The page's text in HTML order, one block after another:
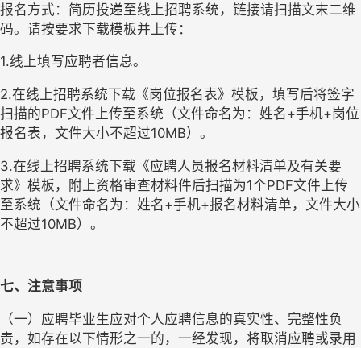
报名方式：简历投递至线上招聘系统，链接请扫描文末二维
码。请按要求下载模板并上传：
1.线上填写应聘者信息。
2.在线上招聘系统下载《岗位报名表》模板，填写后将签字
扫描的PDF文件上传至系统（文件命名为：姓名+手机+岗位
报名表，文件大小不超过10MB）。
3.在线上招聘系统下载《应聘人员报名材料清单及有关要
求》模板，附上资格审查材料件后扫描为1个PDF文件上传
至系统（文件命名为：姓名+手机+报名材料清单，文件大小
不超过10MB）。
七、注意事项
（一）应聘毕业生应对个人应聘信息的真实性、完整性负
责，如存在以下情形之一的，一经发现，将取消应聘或录用